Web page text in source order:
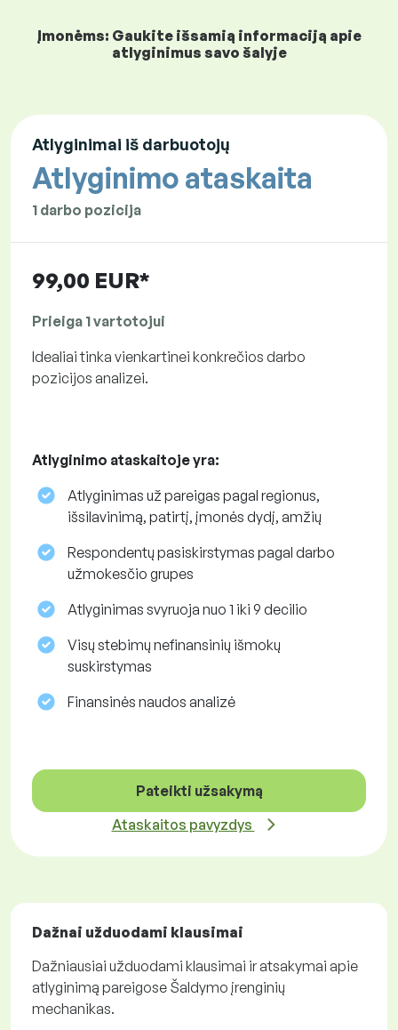
Įmonėms: Gaukite išsamią informaciją apie
atlyginimus savo šalyje
Atlyginimai iš darbuotojų
Atlyginimo ataskaita
1 darbo pozicija
99,00 EUR*
Prieiga 1 vartotojui
Idealiai tinka vienkartinei konkrečios darbo
pozicijos analizei.
Atlyginimo ataskaitoje yra:
Atlyginimas už pareigas pagal regionus,
išsilavinimą, patirtį, įmonės dydį, amžių
Respondentų pasiskirstymas pagal darbo
užmokesčio grupes
Atlyginimas svyruoja nuo 1 iki 9 decilio
Visų stebimų nefinansinių išmokų
suskirstymas
Finansinės naudos analizė
Pateikti užsakymą
Ataskaitos pavyzdys
Dažnai užduodami klausimai
Dažniausiai užduodami klausimai ir atsakymai apie
atlyginimą pareigose Šaldymo įrenginių
mechanikas.